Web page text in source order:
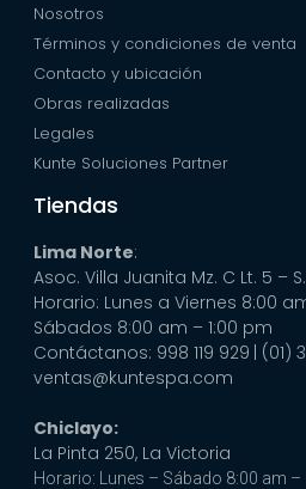
Nosotros
Términos y condiciones de venta
Contacto y ubicación
Obras realizadas
Legales
Kunte Soluciones Partner
Tiendas
Lima Norte:
Asoc. Villa Juanita Mz. C Lt. 5 –
Horario: Lunes a Viernes 8:00
Sábados 8:00 am – 1:00 pm
Contáctanos: 998 119 929 | (01)
ventas@kuntespa.com
Chiclayo:
La Pinta 250, La Victoria
Horario: Lunes – Sábado 8:00 am –